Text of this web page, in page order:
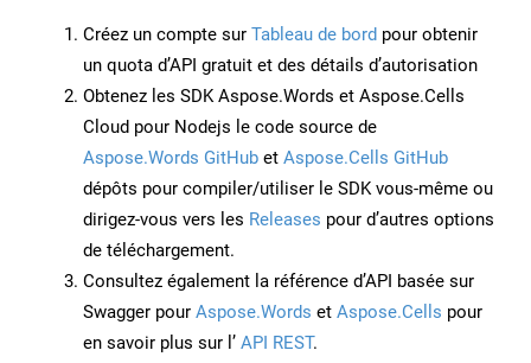
Créez un compte sur Tableau de bord pour obtenir
un quota d’API gratuit et des détails d’autorisation
Obtenez les SDK Aspose.Words et Aspose.Cells
Cloud pour Nodejs le code source de
Aspose.Words GitHub et Aspose.Cells GitHub
dépôts pour compiler/utiliser le SDK vous-même ou
dirigez-vous vers les Releases pour d’autres options
de téléchargement.
Consultez également la référence d’API basée sur
Swagger pour Aspose.Words et Aspose.Cells pour
en savoir plus sur l’ API REST.